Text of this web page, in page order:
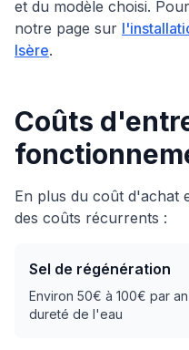
et du modèle choisi.
notre page sur
Isère.
Coûts
En plus du coût d'achat
des coûts récurrents :
Sel de régénération
Environ 50€ à 100€ par
dureté de l'eau